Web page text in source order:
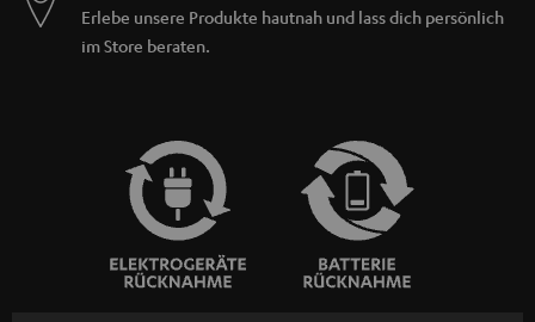
Erlebe unsere Produkte hautnah und lass dich persönlich
im Store beraten.